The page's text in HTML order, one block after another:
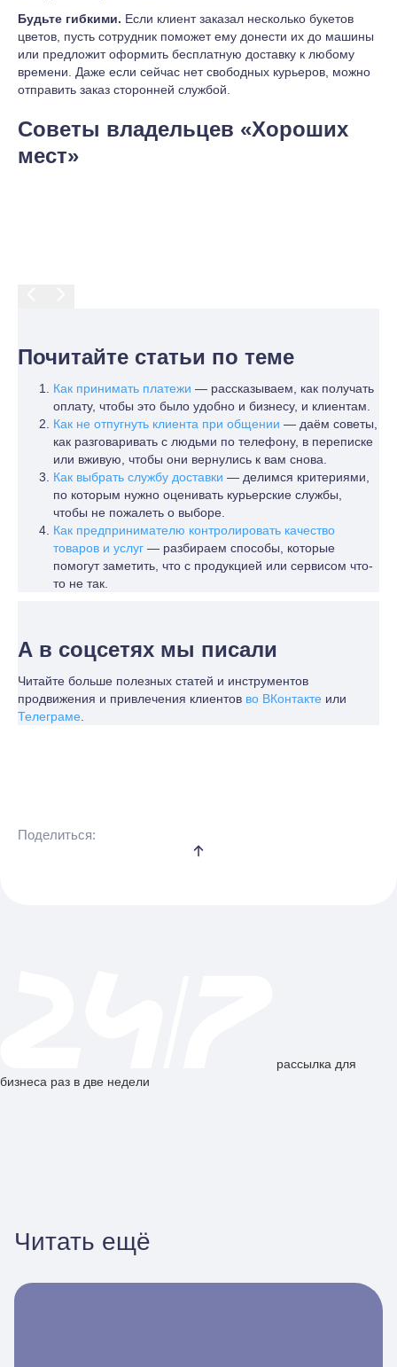
Будьте гибкими. Если клиент заказал несколько букетов
цветов, пусть сотрудник поможет ему донести их до машины
или предложит оформить бесплатную доставку к любому
времени. Даже если сейчас нет свободных курьеров, можно
отправить заказ сторонней службой.
Советы владельцев «Хороших
мест»
Почитайте статьи по теме
Как принимать платежи — рассказываем, как получать
оплату, чтобы это было удобно и бизнесу, и клиентам.
Как не отпугнуть клиента при общении — даём советы,
как разговаривать с людьми по телефону, в переписке
или вживую, чтобы они вернулись к вам снова.
Как выбрать службу доставки — делимся критериями,
по которым нужно оценивать курьерские службы,
чтобы не пожалеть о выборе.
Как предпринимателю контролировать качество
товаров и услуг — разбираем способы, которые
помогут заметить, что с продукцией или сервисом что-
то не так.
А в соцсетях мы писали
Читайте больше полезных статей и инструментов
продвижения и привлечения клиентов во ВКонтакте или
Телеграме
Поделиться:
рассылка для
бизнеса раз в две недели
Читать ещё